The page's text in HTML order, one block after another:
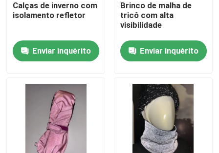
notícias
Todos os casos
Pedir um orçamento
tela reflexiva
Calças de inverno com
isolamento refletor
Enviar inquérito
Brinco de malha de
tricô com alta
visibilidade
Enviar inquérito